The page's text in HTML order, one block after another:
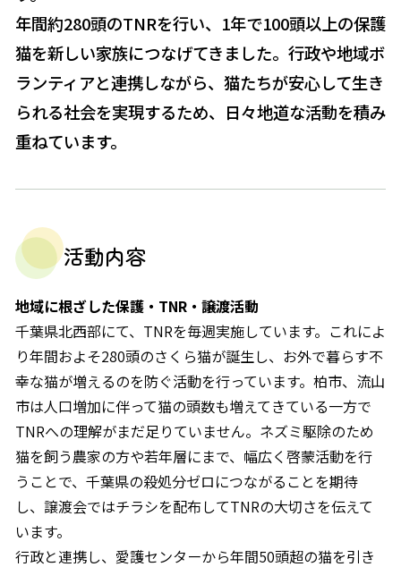
年間約280頭のTNRを行い、1年で100頭以上の保護
猫を新しい家族につなげてきました。行政や地域ボ
ランティアと連携しながら、猫たちが安心して生き
られる社会を実現するため、日々地道な活動を積み
重ねています。
活動内容
地域に根ざした保護・TNR・譲渡活動
千葉県北西部にて、TNRを毎週実施しています。これによ
り年間およそ280頭のさくら猫が誕生し、お外で暮らす不
幸な猫が増えるのを防ぐ活動を行っています。柏市、流山
市は人口増加に伴って猫の頭数も増えてきている一方で
TNRへの理解がまだ足りていません。ネズミ駆除のため
猫を飼う農家の方や若年層にまで、幅広く啓蒙活動を行
うことで、千葉県の殺処分ゼロにつながることを期待
し、譲渡会ではチラシを配布してTNRの大切さを伝えて
います。
行政と連携し、愛護センターから年間50頭超の猫を引き